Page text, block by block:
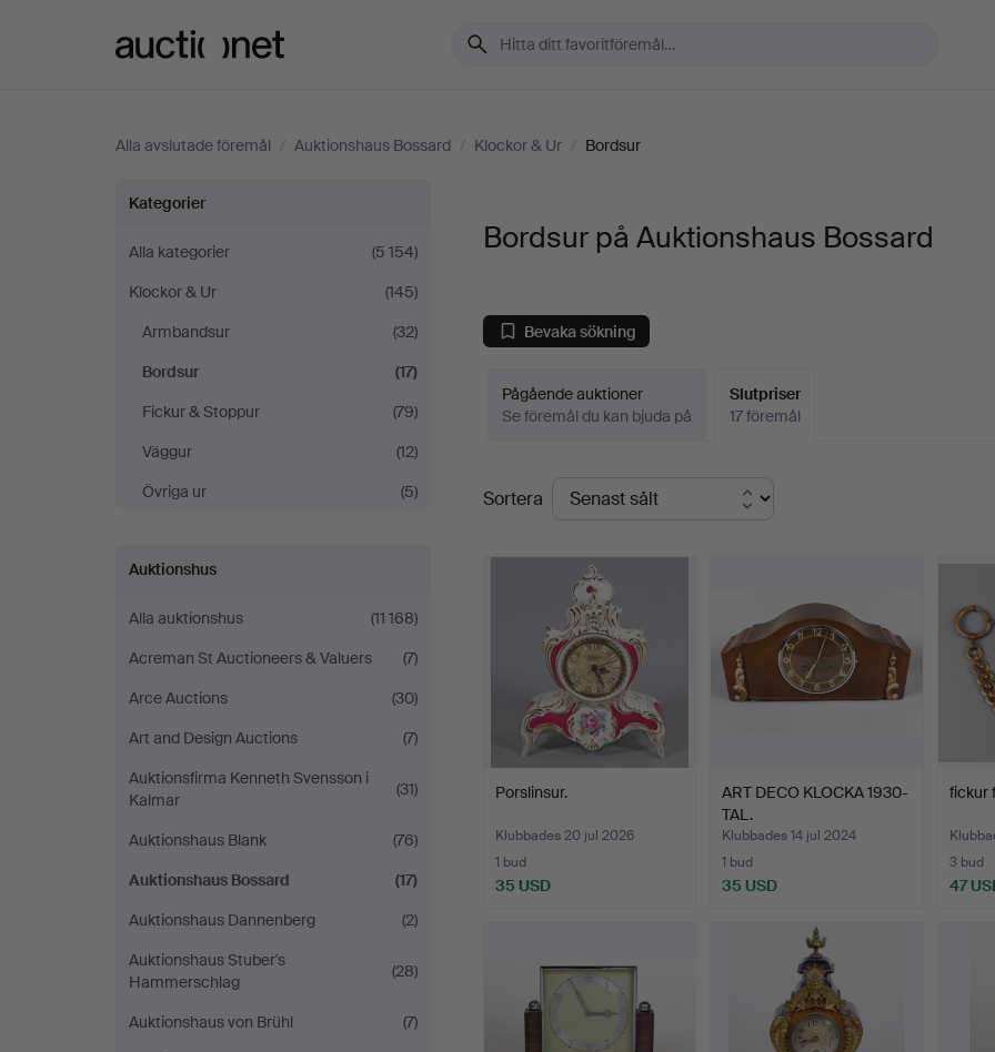
Alla avslutade föremål / Auktionshaus Bossard / Klockor & Ur / Bordsur
Bordsur
på
Auktionshaus
Bossard
Kategorier
Alla kategorier
(5 154)
Klockor & Ur
(145)
Armbandsur
(32)
Bordsur
(17)
Fickur & Stoppur
(79)
Väggur
(12)
Övriga ur
(5)
Auktionshus
Alla auktionshus
(11 168)
Acreman St Auctioneers & Valuers
(7)
Arce Auctions
(30)
Art and Design Auctions
(7)
Auktionsfirma Kenneth Svensson i
Kalmar
(31)
Auktionshaus Blank
(76)
Auktionshaus Bossard
(17)
Auktionshaus Dannenberg
(2)
Auktionshaus Stuber's
Hammerschlag
(28)
Auktionshaus von Brühl
(7)
Bordsur på Auktionshaus Bossard
Bevaka sökning
Pågående auktioner
Se föremål du kan bjuda på
Slutpriser
17 föremål
Slutpriser
Sortera
Porslinsur.
Klubbades 20 jul 2026
1 bud
35 USD
ART DECO KLOCKA 1930-
TAL.
Klubbades 14 jul 2024
1 bud
35 USD
fickur
3 bud
47